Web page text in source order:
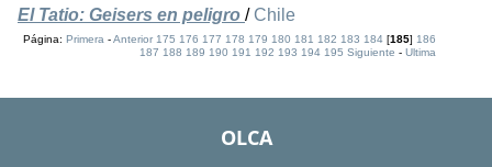
El Tatio: Geisers en peligro / Chile
Página:Primera -Anterior 175 176 177 178 179 180 181 182 183 184 [185]186
187 188 189 190 191 192 193 194 195 Siguiente -Ultima
OLCA